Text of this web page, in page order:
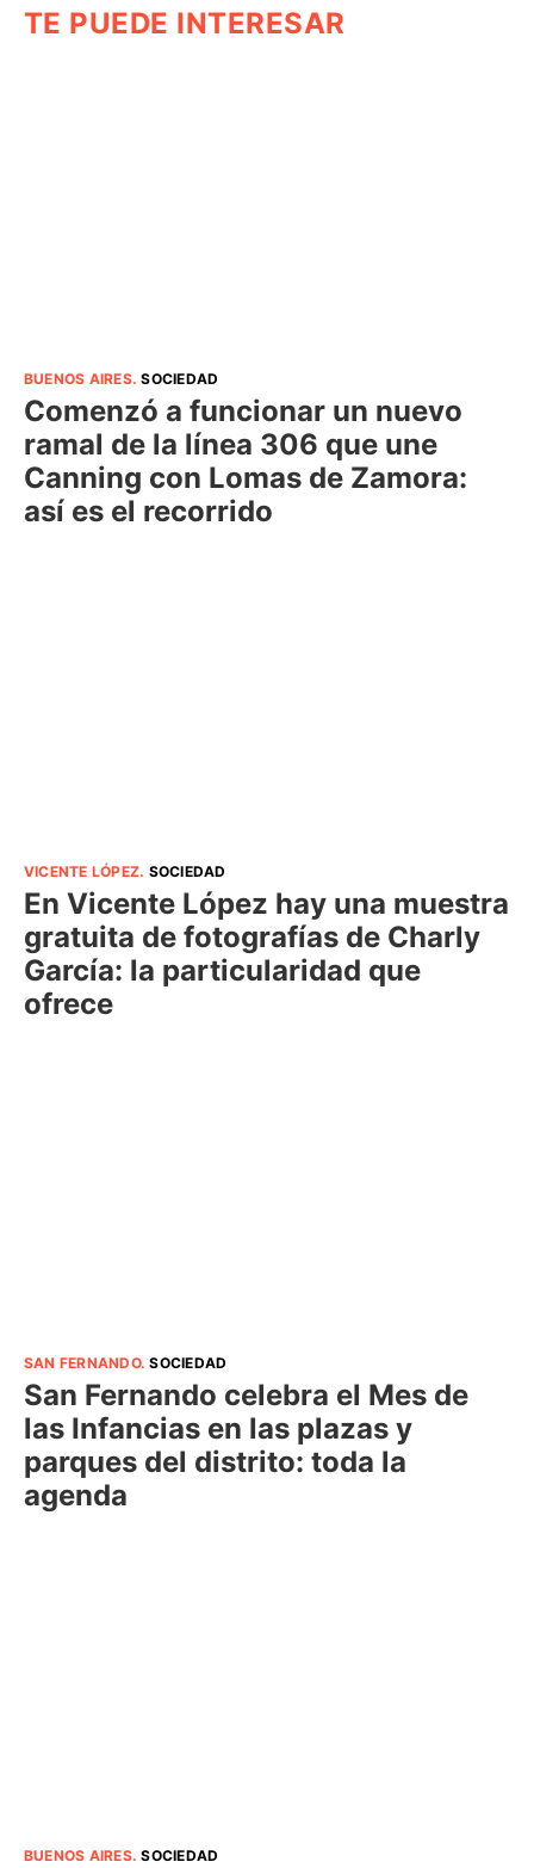
TE PUEDE INTERESAR
BUENOS AIRES.SOCIEDAD
Comenzó a funcionar un nuevo
ramal de la línea 306 que une
Canning con Lomas de Zamora:
así es el recorrido
VICENTE LÓPEZ. SOCIEDAD
En Vicente López hay una muestra
gratuita de fotografías de Charly
García: la particularidad que
ofrece
SAN FERNANDO.SOCIEDAD
San Fernando celebra el Mes de
las Infancias en las plazas y
parques del distrito: toda la
agenda
BUENOS AIRES.SOCIEDAD